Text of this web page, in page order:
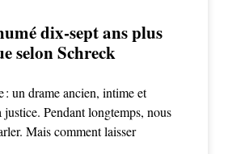
dix-sept ans plus
selon Schreck
: un drame ancien, intime et
Pendant longtemps, nous
Mais comment laisser